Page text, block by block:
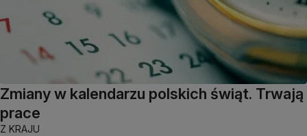
Zmiany w kalendarzu polskich świąt. Trwają
prace
Z KRAJU